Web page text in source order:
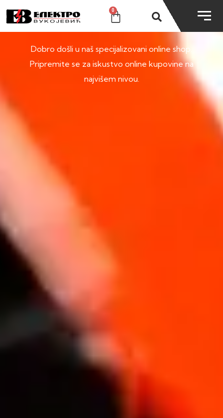
0
SHOP
Dobro došli u naš specijalizovani online shop.
Pripremite se za iskustvo online kupovine na
najvišem nivou.